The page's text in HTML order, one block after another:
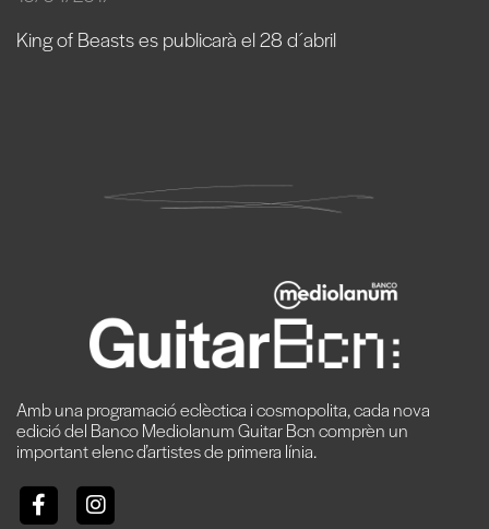
King of Beasts es publicarà el 28 d´abril
Amb una programació eclèctica i cosmopolita, cada nova
edició del Banco Mediolanum Guitar Bcn comprèn un
important elenc d’artistes de primera línia.